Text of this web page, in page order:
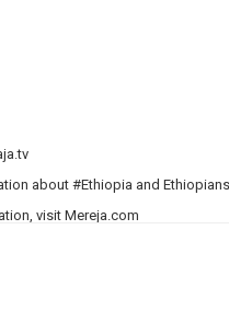
about #Ethiopia and
visit Mereja.com
Ethiopian music, sports, arts, and